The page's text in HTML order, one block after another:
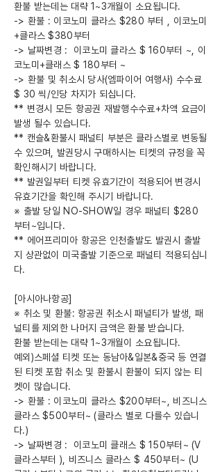
환불 받는데는 대략 1~3개월이 소요됩니다.
-> 환불 : 이코노미 클라스 $280 부터 , 이코노미
+클라스 $380부터
-> 날짜변경 : 이코노미 클라스 $ 160부터 ~, 이
코노미+클래스 $ 180부터 ~
-> 환불 및 취소시 당사(엠파이어 여행사) 수수료
$ 30 씩/인당 차지가 되십니다.
** 변경시 모든 항공권 재발행수수료+차액 요금이
발생 될수 있습니다.
** 캔슬&환불시 패널티 부분은 클라스별로 변동될
수 있으며, 발권당시 구매하시는 티켓의 규정을 꼭
확인해시기 바랍니다.
** 발권일부터 티켓 유효기간이 적용되어 변경시
유효기간을 확인해 주시기 바랍니다.
※ 출발 당일 NO-SHOW일 경우 패널티 $280
부터~입니다.
** 에어프리미아 항공은 인천출발도 발권시 출발
지 상관없이 미국출발 기준으로 패널티 적용되십니
다.
[아시아나항공]
※ 취소 및 환불: 항공권 취소시 패널티가 발생, 패
널티를 제외한 나머지 금액은 환불 받습니다.
환불 받는데는 대략 1~3개월이 소요됩니다.
예외)스페셜 티켓 또는 동남아&일본&중국 등 연결
된 티켓 포함 취소 및 환불시 환불이 되지 않는 티
켓이 많습니다.
-> 환불 : 이코노미 클라스 $200부터~, 비즈니스
클라스 $500부터~ (클라스 별로 다를수 있습니
다.)
-> 날짜변경 : 이코노미 클래스 $ 150부터~ (V
클라스부터 ), 비즈니스 클라스 $ 450부터~ (U